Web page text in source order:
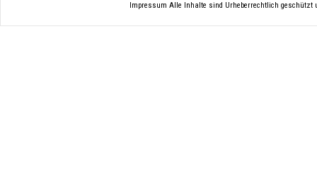
Impressum Alle Inhalte sind Urheberrechtlich geschützt